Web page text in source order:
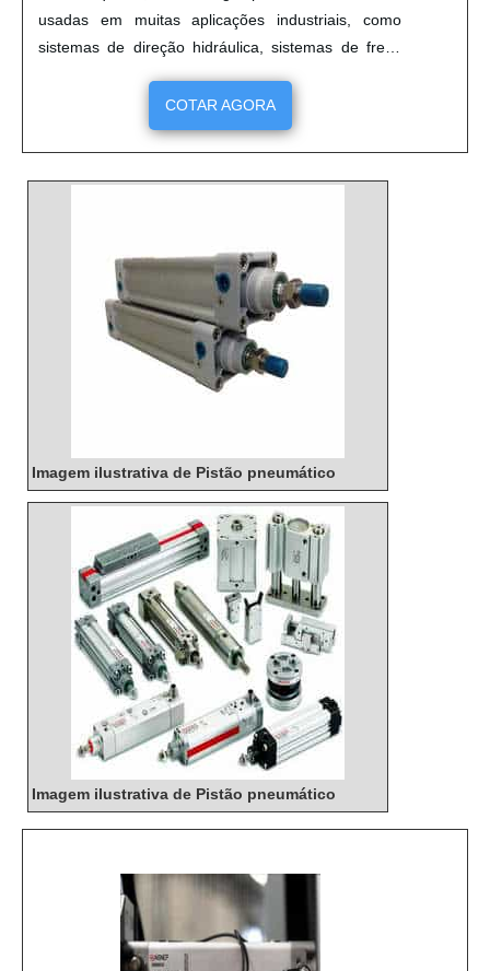
usadas em muitas aplicações industriais, como
sistemas de direção hidráulica, sistemas de freio,
sistemas de transmissão, sistemas de
arrefecimento, sistemas de irrigação, sistemas de
bombeamento de água e muito mais. As bombas
hidráulicas são projetadas para oferecer alta
eficiência, durabilidade e confiabilidade, além de
COTAR AGORA
Imagem ilustrativa de Pistão pneumático
Imagem ilustrativa de Pistão pneumático